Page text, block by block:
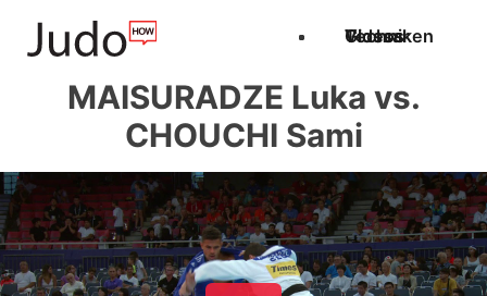
Techniken
Videos
Glossar
MAISURADZE Luka vs.
CHOUCHI Sami